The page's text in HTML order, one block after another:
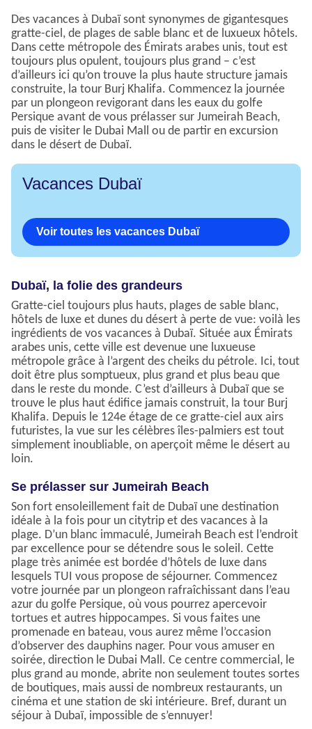
Des vacances à Dubaï sont synonymes de gigantesques
gratte-ciel, de plages de sable blanc et de luxueux hôtels.
Dans cette métropole des Émirats arabes unis, tout est
toujours plus opulent, toujours plus grand – c’est
d’ailleurs ici qu’on trouve la plus haute structure jamais
construite, la tour Burj Khalifa. Commencez la journée
par un plongeon revigorant dans les eaux du golfe
Persique avant de vous prélasser sur Jumeirah Beach,
puis de visiter le Dubai Mall ou de partir en excursion
dans le désert de Dubaï.
Vacances Dubaï
Voir toutes les vacances Dubaï
Dubaï, la folie des grandeurs
Gratte-ciel toujours plus hauts, plages de sable blanc,
hôtels de luxe et dunes du désert à perte de vue: voilà les
ingrédients de vos vacances à Dubaï. Située aux Émirats
arabes unis, cette ville est devenue une luxueuse
métropole grâce à l’argent des cheiks du pétrole. Ici, tout
doit être plus somptueux, plus grand et plus beau que
dans le reste du monde. C’est d’ailleurs à Dubaï que se
trouve le plus haut édifice jamais construit, la tour Burj
Khalifa. Depuis le 124e étage de ce gratte-ciel aux airs
futuristes, la vue sur les célèbres îles-palmiers est tout
simplement inoubliable, on aperçoit même le désert au
loin.
Se prélasser sur Jumeirah Beach
Son fort ensoleillement fait de Dubaï une destination
idéale à la fois pour un citytrip et des vacances à la
plage. D’un blanc immaculé, Jumeirah Beach est l’endroit
par excellence pour se détendre sous le soleil. Cette
plage très animée est bordée d’hôtels de luxe dans
lesquels TUI vous propose de séjourner. Commencez
votre journée par un plongeon rafraîchissant dans l’eau
azur du golfe Persique, où vous pourrez apercevoir
tortues et autres hippocampes. Si vous faites une
promenade en bateau, vous aurez même l’occasion
d’observer des dauphins nager. Pour vous amuser en
soirée, direction le Dubai Mall. Ce centre commercial, le
plus grand au monde, abrite non seulement toutes sortes
de boutiques, mais aussi de nombreux restaurants, un
cinéma et une station de ski intérieure. Bref, durant un
séjour à Dubaï, impossible de s’ennuyer!